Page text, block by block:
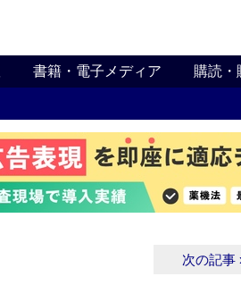
書籍・電子メディア 購読・
次の記事